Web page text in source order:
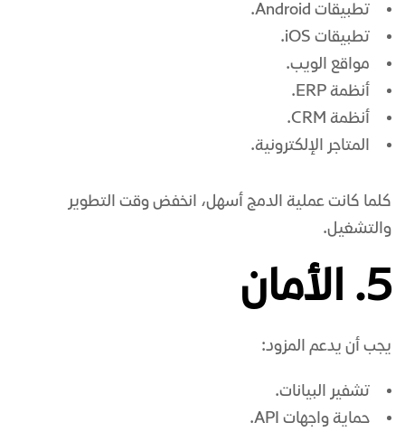
تطبيقات Android.
تطبيقات iOS.
مواقع الويب.
أنظمة ERP.
أنظمة CRM.
المتاجر الإلكترونية.
كلما كانت عملية الدمج أسهل، انخفض وقت التطوير
والتشغيل.
5. الأمان
يجب أن يدعم المزود:
تشفير البيانات.
حماية واجهات API.